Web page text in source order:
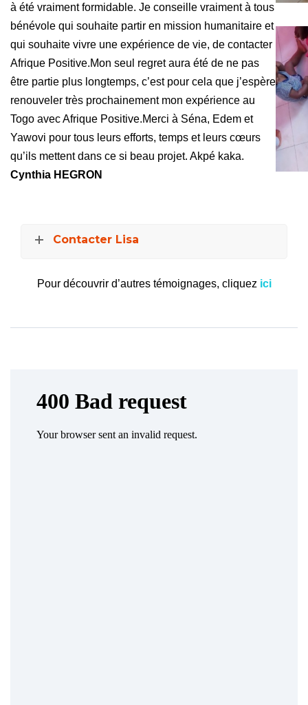
à été vraiment formidable. Je conseille vraiment à tous
bénévole qui souhaite partir en mission humanitaire et
qui souhaite vivre une expérience de vie, de contacter
Afrique Positive.Mon seul regret aura été de ne pas
être partie plus longtemps, c’est pour cela que j’espère
renouveler très prochainement mon expérience au
Togo avec Afrique Positive.Merci à Séna, Edem et
Yawovi pour tous leurs efforts, temps et leurs cœurs
qu’ils mettent dans ce si beau projet. Akpé kaka.
Cynthia HEGRON
Contacter Lisa
Pour découvrir d’autres témoignages, cliquez ici